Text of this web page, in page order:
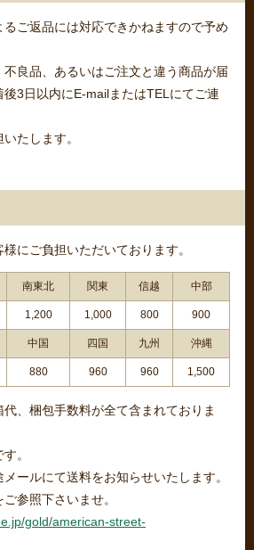
るご返品には対応できかねますので予め
不良品、あるいはご注文と違う商品が届
3日以内にE-mailまたはTELにてご連
たします。
にご負担いただいております。
南東北 関東 信越 中部
1,200 1,000 800 900
中国 四国 九州 沖縄
880 960 960 1,500
、梱包手数料が全て含まれておりま
。
ールにて送料をお知らせいたします。
参照下さいませ。
gold/american-street-